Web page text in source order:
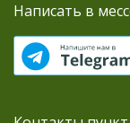
Написать в